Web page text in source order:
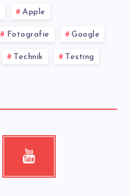
Apple
Fotografie Google
Technik Testing
Youtube